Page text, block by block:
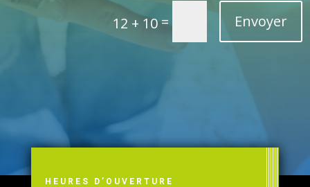
12 + 10= Envoyer
HEURES D’OUVERTURE